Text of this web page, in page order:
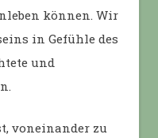
können. Wir
in Gefühle des
und
voneinander zu